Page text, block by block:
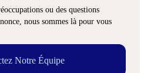
ou des questions
nous sommes là pour vous
Notre Équipe